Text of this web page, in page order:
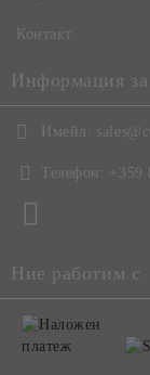
Контакт
Информация за
Имейл:
Телефон: +359
Ние работим с